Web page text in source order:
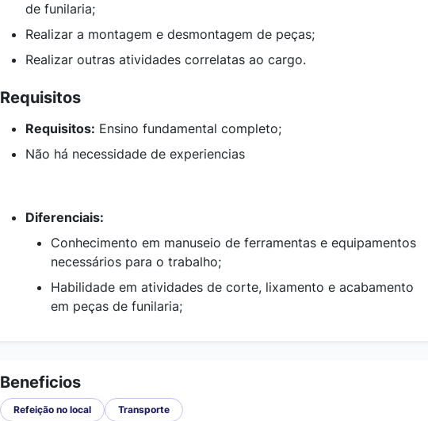
de funilaria;
Realizar a montagem e desmontagem de peças;
Realizar outras atividades correlatas ao cargo.
Requisitos
Requisitos: Ensino fundamental completo;
Não há necessidade de experiencias
Diferenciais:
Conhecimento em manuseio de ferramentas e equipamentos
necessários para o trabalho;
Habilidade em atividades de corte, lixamento e acabamento
em peças de funilaria;
Beneficios
Refeição no local Transporte